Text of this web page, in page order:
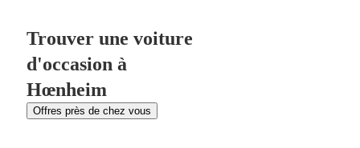
Trouver une voiture
d'occasion à
Hœnheim
Offres près de chez vous